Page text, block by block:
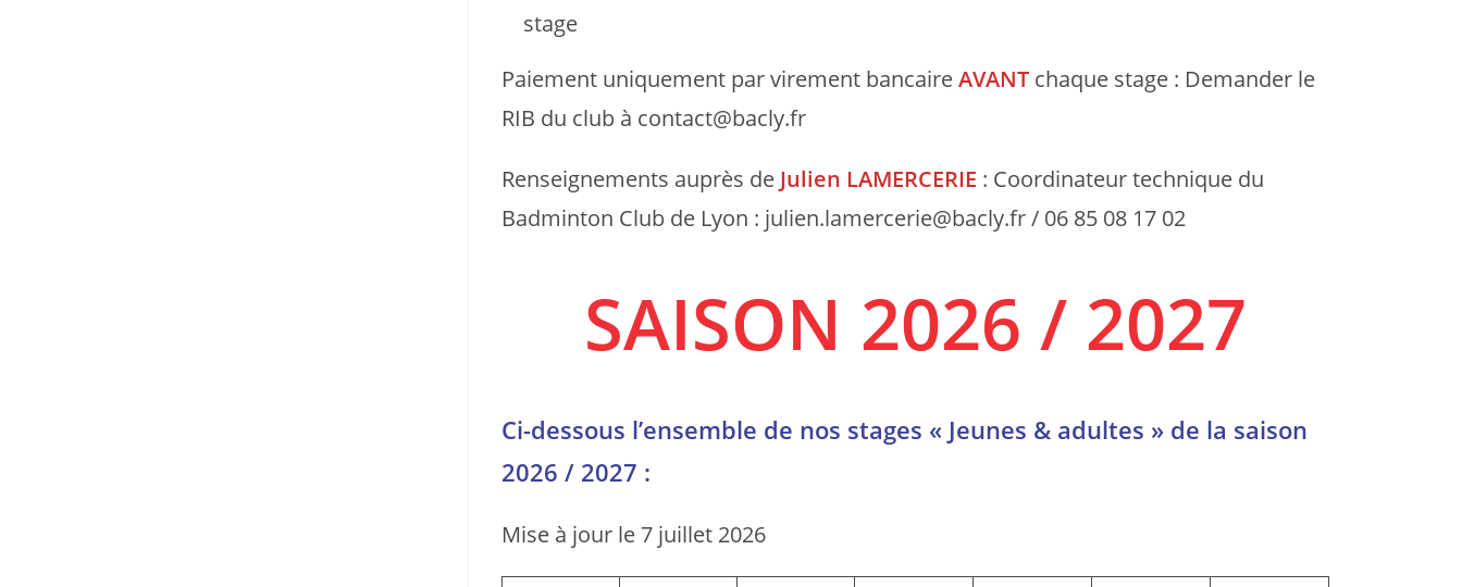
stage
Paiement uniquement par virement bancaireAVANT chaque stage : Demander le
RIB du club à contact@bacly.fr
Renseignements auprès de Julien LAMERCERIE : Coordinateur technique du
Badminton Club de Lyon : julien.lamercerie@bacly.fr / 06 85 08 17 02
SAISON 2026 / 2027
Ci-dessous l’ensemble de nos stages « Jeunes & adultes » de la saison
2026 / 2027 :
Mise à jour le 7 juillet 2026